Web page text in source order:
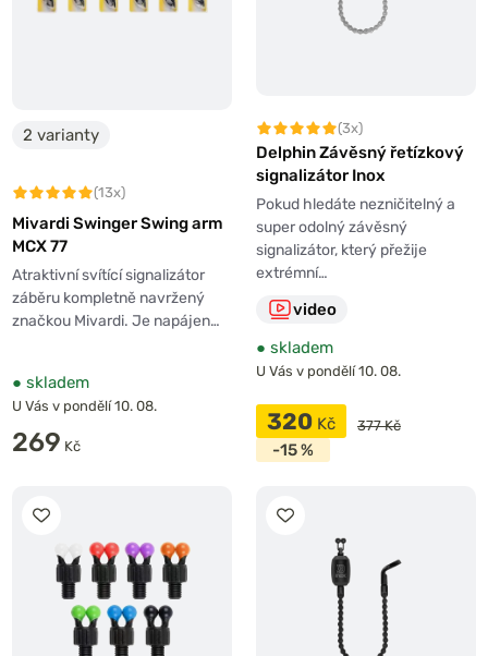
2 varianty
(13x)
Mivardi Swinger Swing arm
MCX 77
Atraktivní svítící signalizátor
záběru kompletně navržený
značkou Mivardi. Je napájen…
● skladem
U Vás v pondělí 10. 08.
269 Kč
(3x)
Delphin Závěsný řetízkový
signalizátor Inox
Pokud hledáte nezničitelný a
super odolný závěsný
signalizátor, který přežije
extrémní…
video
● skladem
U Vás v pondělí 10. 08.
320 Kč 377 Kč
-15 %